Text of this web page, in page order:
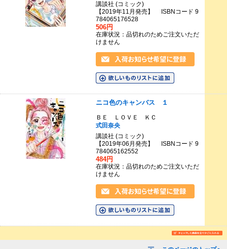
講談社 (コミック)
【2019年11月発売】 ISBNコード 9
784065176528
506円
在庫状況：品切れのためご注文いただ
けません
ニコ色のキャンバス １
ＢＥ ＬＯＶＥ ＫＣ
式田奈央
講談社 (コミック)
【2019年06月発売】 ISBNコード 9
784065162552
484円
在庫状況：品切れのためご注文いただ
けません